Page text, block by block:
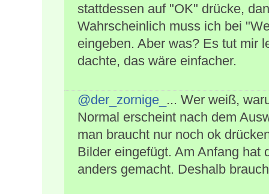
stattdessen auf "OK" drücke,
Wahrscheinlich muss ich bei
eingeben. Aber was? Es tut mir
dachte, das wäre einfacher.
@der_zornige_ ... Wer weiß,
Normal erscheint nach dem
man braucht nur noch ok
Bilder eingefügt. Am Anfang hat
anders gemacht. Deshalb